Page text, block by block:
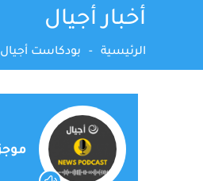
أخبار أجيال
الرئيسية - بودكاست أجيال
موجز